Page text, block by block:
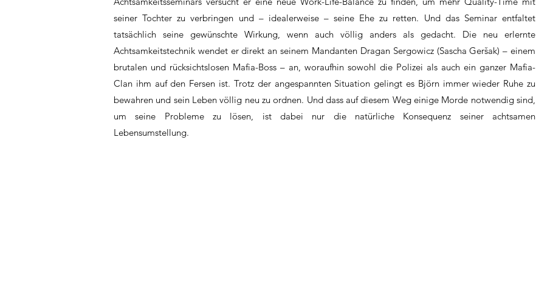
seiner Tochter zu verbringen und – idealerweise – seine Ehe zu retten. Und das Seminar entfaltet
tatsächlich seine gewünschte Wirkung, wenn auch völlig anders als gedacht. Die neu erlernte
Achtsamkeitstechnik wendet er direkt an seinem Mandanten Dragan Sergowicz (Sascha Geršak) – einem
brutalen und rücksichtslosen Mafia-Boss – an, woraufhin sowohl die Polizei als auch ein ganzer Mafia-
Clan ihm auf den Fersen ist. Trotz der angespannten Situation gelingt es Björn immer wieder Ruhe zu
bewahren und sein Leben völlig neu zu ordnen. Und dass auf diesem Weg einige Morde notwendig sind,
um seine Probleme zu lösen, ist dabei nur die natürliche Konsequenz seiner achtsamen
Lebensumstellung.